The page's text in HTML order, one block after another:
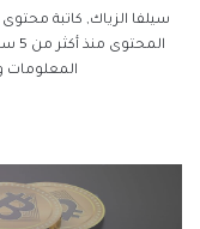
سيلفا الزياك, كاتبة
المعلومات